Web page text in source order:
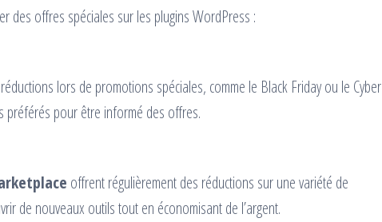
des offres spéciales sur les plugins WordPress :
lors de promotions spéciales, comme le Black Friday ou le Cyber
préférés pour être informé des offres.
offrent régulièrement des réductions sur une variété de
de nouveaux outils tout en économisant de l’argent.